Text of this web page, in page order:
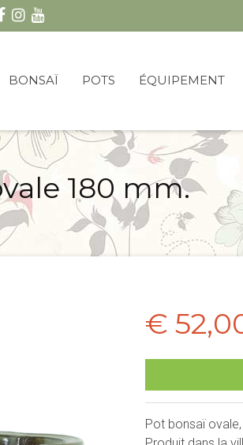
BONSAÏ POTS ÉQUIPEMENT
180 mm.
€
Pot bonsaï